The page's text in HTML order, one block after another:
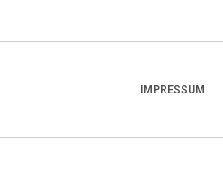
IMPRESSUM